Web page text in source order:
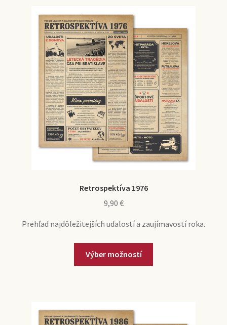
Retrospektíva 1976
9,90 €
Prehľad najdôležitejších udalostí a zaujímavostí roka.
Výber možností